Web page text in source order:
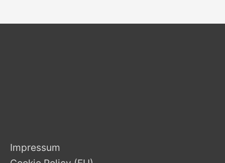
Impressum